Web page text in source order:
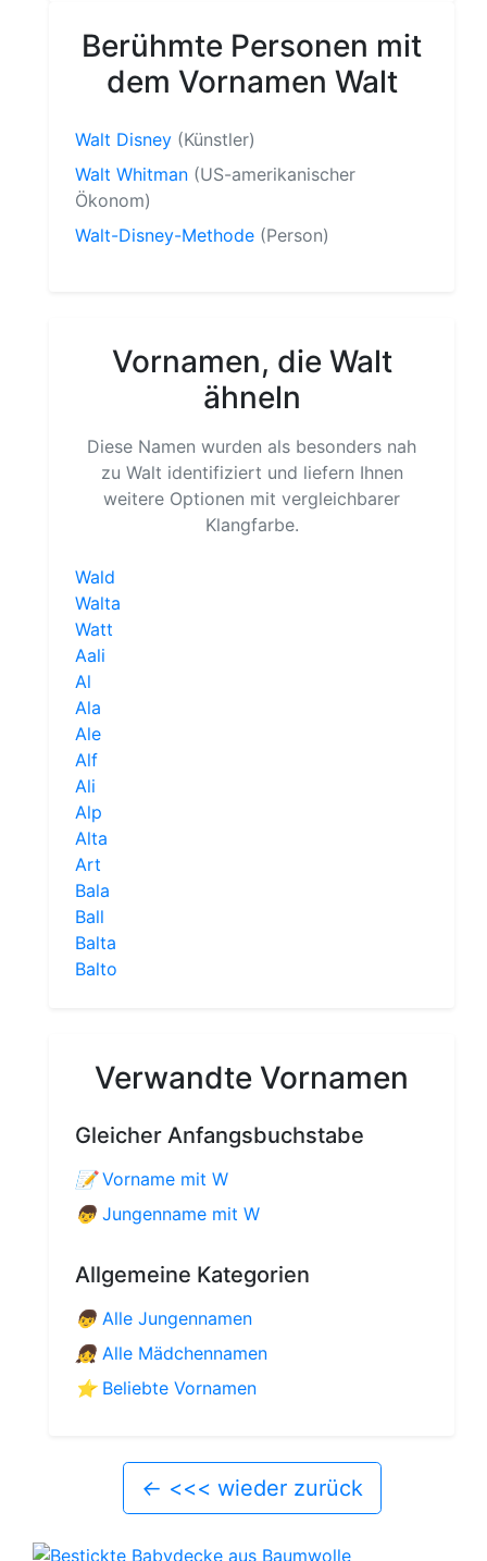
Berühmte Personen mit
dem Vornamen Walt
Walt Disney (Künstler)
Walt Whitman (US-amerikanischer
Ökonom)
Walt-Disney-Methode (Person)
Vornamen, die Walt
ähneln
Diese Namen wurden als besonders nah
zu Walt identifiziert und liefern Ihnen
weitere Optionen mit vergleichbarer
Klangfarbe.
Wald
Walta
Watt
Aali
Al
Ala
Ale
Alf
Ali
Alp
Alta
Art
Bala
Ball
Balta
Balto
Verwandte Vornamen
Gleicher Anfangsbuchstabe
📝Vorname mit W
👦 Jungenname mit W
Allgemeine Kategorien
👦 Alle Jungennamen
👧 Alle Mädchennamen
⭐Beliebte Vornamen
← <<< wieder zurück